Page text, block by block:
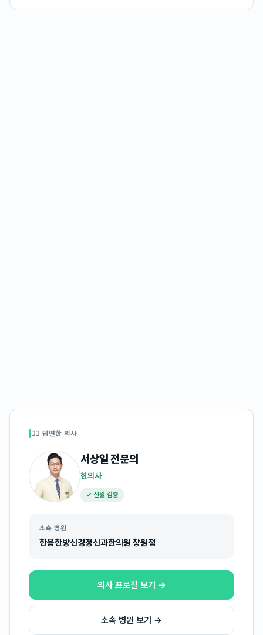
👩‍⚕️ 답변한 의사
서상일전문의
한의사
✓ 신원 검증
소속 병원
한음한방신경정신과한의원 창원점
의사 프로필 보기 →
소속 병원 보기 →